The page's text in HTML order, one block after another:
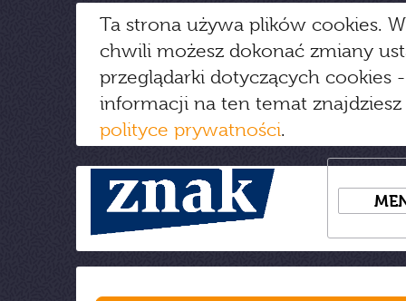
Ta strona używa plików cookies.
chwili możesz dokonać zmiany
przeglądarki dotyczących cookies
informacji na ten temat
polityce prywatności.